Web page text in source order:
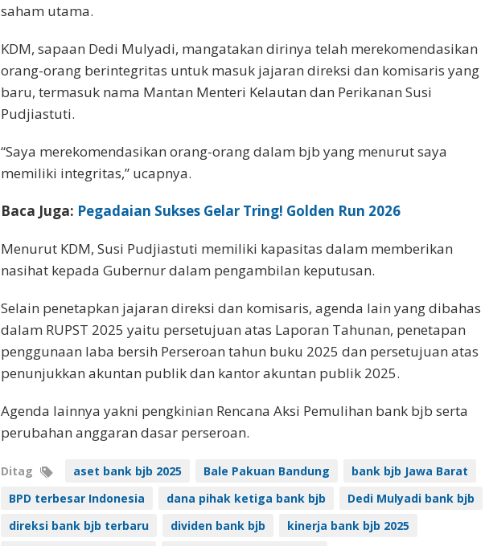
saham utama.
KDM, sapaan Dedi Mulyadi, mangatakan dirinya telah merekomendasikan
orang-orang berintegritas untuk masuk jajaran direksi dan komisaris yang
baru, termasuk nama Mantan Menteri Kelautan dan Perikanan Susi
Pudjiastuti.
“Saya merekomendasikan orang-orang dalam bjb yang menurut saya
memiliki integritas,” ucapnya.
Baca Juga: Pegadaian Sukses Gelar Tring! Golden Run 2026
Menurut KDM, Susi Pudjiastuti memiliki kapasitas dalam memberikan
nasihat kepada Gubernur dalam pengambilan keputusan.
Selain penetapkan jajaran direksi dan komisaris, agenda lain yang dibahas
dalam RUPST 2025 yaitu persetujuan atas Laporan Tahunan, penetapan
penggunaan laba bersih Perseroan tahun buku 2025 dan persetujuan atas
penunjukkan akuntan publik dan kantor akuntan publik 2025.
Agenda lainnya yakni pengkinian Rencana Aksi Pemulihan bank bjb serta
perubahan anggaran dasar perseroan.
Ditag aset bank bjb 2025 Bale Pakuan Bandung
bank bjb Jawa Barat
BPD terbesar Indonesia
dana pihak ketiga bank bjb
Dedi Mulyadi bank bjb
direksi bank bjb terbaru
dividen bank bjb
kinerja bank bjb 2025